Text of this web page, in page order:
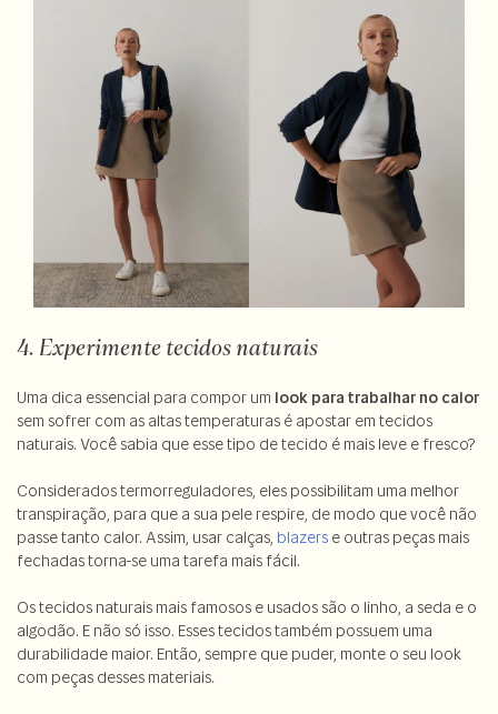
4. Experimente tecidos naturais
Uma dica essencial para compor um look para trabalhar no calor
sem sofrer com as altas temperaturas é apostar em tecidos
naturais. Você sabia que esse tipo de tecido é mais leve e fresco?
Considerados termorreguladores, eles possibilitam uma melhor
transpiração, para que a sua pele respire, de modo que você não
passe tanto calor. Assim, usar calças, blazers e outras peças mais
fechadas torna-se uma tarefa mais fácil.
Os tecidos naturais mais famosos e usados são o linho, a seda e o
algodão. E não só isso. Esses tecidos também possuem uma
durabilidade maior. Então, sempre que puder, monte o seu look
com peças desses materiais.